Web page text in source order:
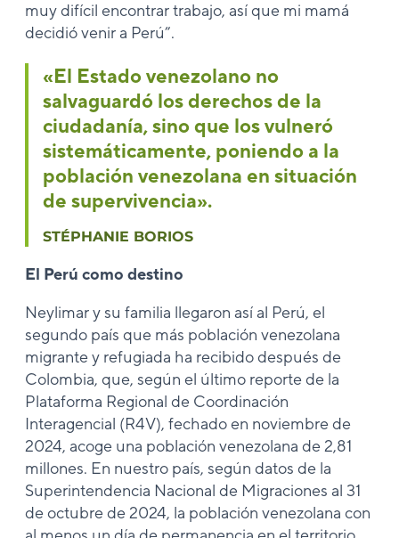
muy difícil encontrar trabajo, así que mi mamá
decidió venir a Perú”.
«El Estado venezolano no
salvaguardó los derechos de la
ciudadanía, sino que los vulneró
sistemáticamente, poniendo a la
población venezolana en situación
de supervivencia».
STÉPHANIE BORIOS
El Perú como destino
Neylimar y su familia llegaron así al Perú, el
segundo país que más población venezolana
migrante y refugiada ha recibido después de
Colombia, que, según el último reporte de la
Plataforma Regional de Coordinación
Interagencial (R4V), fechado en noviembre de
2024, acoge una población venezolana de 2,81
millones. En nuestro país, según datos de la
Superintendencia Nacional de Migraciones al 31
de octubre de 2024, la población venezolana con